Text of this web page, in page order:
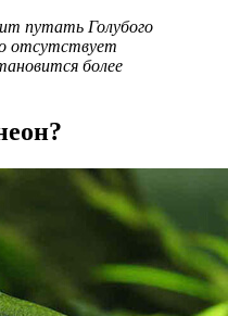
путать Голубого
отсутствует
более